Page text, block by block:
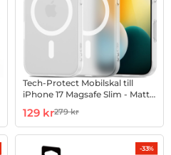
Tech-Protect Mobilskal till
iPhone 17 Magsafe Slim - Matte
Art. nr 1003000311
rea pris
129 krtidigare pris
279 kr
-33%